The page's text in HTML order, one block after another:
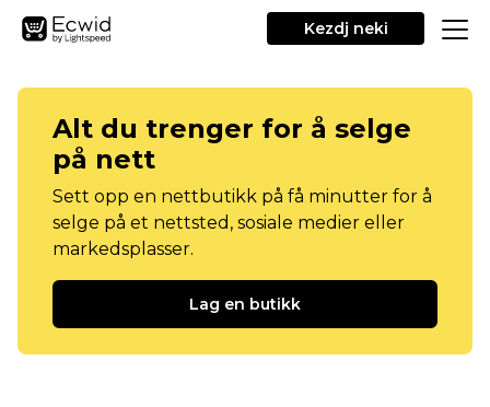
Kezdj neki
Alt du trenger for å selge
på nett
Sett opp en nettbutikk på få minutter for å
selge på et nettsted, sosiale medier eller
markedsplasser.
Lag en butikk